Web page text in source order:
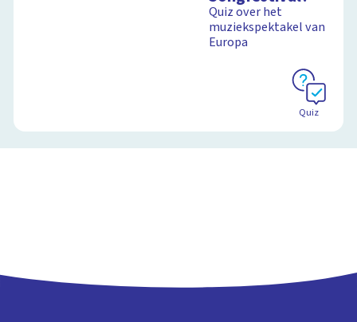
Quiz over het
muziekspektakel van
Europa
Quiz